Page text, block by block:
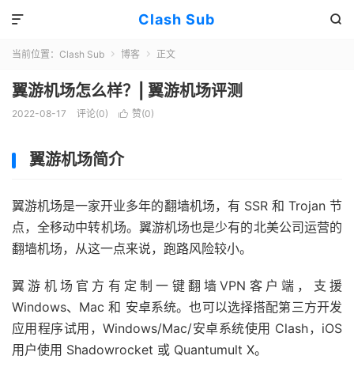
Clash Sub 

当前位置： Clash Sub  博客  正文
翼游机场怎么样？| 翼游机场评测
2022-08-17 评论(0)  赞(0)
翼游机场简介
翼游机场是一家开业多年的翻墙机场，有 SSR 和 Trojan 节
点，全移动中转机场。翼游机场也是少有的北美公司运营的
翻墙机场，从这一点来说，跑路风险较小。
翼游机场官方有定制一键翻墙VPN客户端，支援
Windows、Mac 和 安卓系统。也可以选择搭配第三方开发
应用程序试用，Windows/Mac/安卓系统使用 Clash，iOS
用户使用 Shadowrocket 或 Quantumult X。